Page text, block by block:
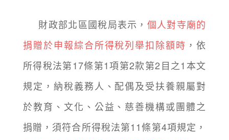
財政部北區國稅局表示， 個人對寺廟的
捐贈於申報綜合所得稅列舉扣除額時 ，依
所得稅法第17條第1項第2款第2目之1本文
規定，納稅義務人、配偶及受扶養親屬對
於教育、文化、公益、慈善機構或團體之
捐贈，須符合所得稅法第11條第4項規定，